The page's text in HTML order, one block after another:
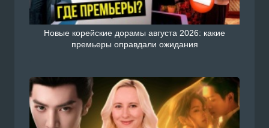
Смотреть Китайский
есть сегодня / Мой босс с
н на сайте Doramiru.com
doramiru.com
Новые корейские дорамы августа 2026: какие
премьеры оправдали ожидания